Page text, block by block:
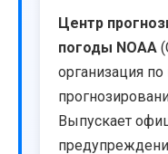
Центр
погоды NOAA
организация
Выпускает